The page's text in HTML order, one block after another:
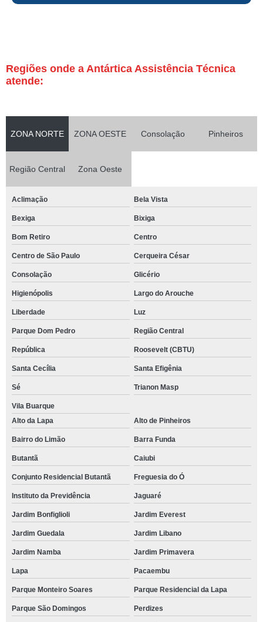
Regiões onde a Antártica Assistência Técnica
atende:
ZONA NORTE ZONA OESTE Consolação Pinheiros
Região Central Zona Oeste
Aclimação Bela Vista
Bexiga Bixiga
Bom Retiro Centro
Centro de São Paulo Cerqueira César
Consolação Glicério
Higienópolis Largo do Arouche
Liberdade Luz
Parque Dom Pedro Região Central
República Roosevelt (CBTU)
Santa Cecília Santa Efigênia
Sé Trianon Masp
Vila Buarque
Alto da Lapa
Alto de Pinheiros
Bairro do Limão Barra Funda
Butantã Caiubi
Conjunto Residencial Butantã Freguesia do Ó
Instituto da Previdência Jaguaré
Jardim Bonfiglioli Jardim Everest
Jardim Guedala Jardim Libano
Jardim Namba Jardim Primavera
Lapa Pacaembu
Parque Monteiro Soares Parque Residencial da Lapa
Parque São Domingos Perdizes